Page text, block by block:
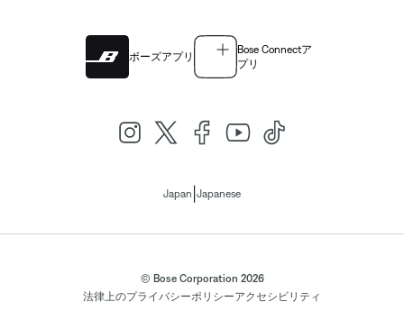
ボーズアプリ
Bose Connectア
プリ
Japan Japanese
© Bose Corporation 2026
法律上のプライバシーポリシーアクセシビリティ